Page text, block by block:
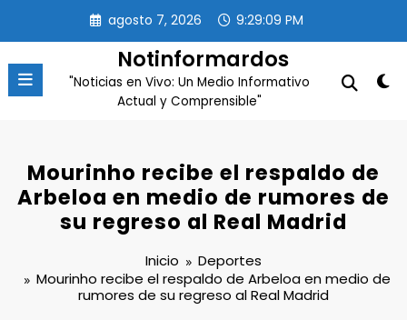
contenido
agosto 7, 2026 9:29:09 PM
Notinformardos
"Noticias en Vivo: Un Medio Informativo
Actual y Comprensible"
Mourinho recibe el respaldo de
Arbeloa en medio de rumores de
su regreso al Real Madrid
Inicio
Deportes
Mourinho recibe el respaldo de Arbeloa en medio de
rumores de su regreso al Real Madrid